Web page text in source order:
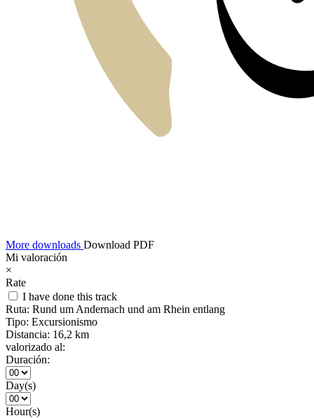
More downloads Download PDF
Mi valoración
×
Rate
I have done this track
Ruta: Rund um Andernach und am Rhein entlang
Tipo: Excursionismo
Distancia: 16,2 km
valorizado al:
Duración:
Day(s)
Hour(s)